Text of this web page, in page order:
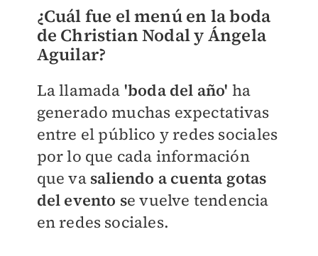
¿Cuál fue el menú en la boda
de Christian Nodal y Ángela
Aguilar?
La llamada 'boda del año' ha
generado muchas expectativas
entre el público y redes sociales
por lo que cada información
que va saliendo a cuenta gotas
del evento se vuelve tendencia
en redes sociales.